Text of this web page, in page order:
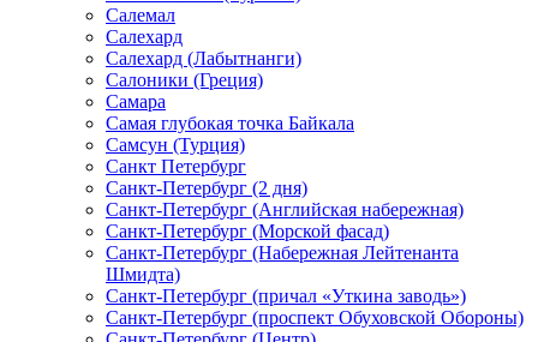
Салемал
Салехард
Салехард (Лабытнанги)
Салоники (Греция)
Самара
Самая глубокая точка Байкала
Самсун (Турция)
Санкт Петербург
Санкт-Петербург (2 дня)
Санкт-Петербург (Английская набережная)
Санкт-Петербург (Морской фасад)
Санкт-Петербург (Набережная Лейтенанта
Шмидта)
Санкт-Петербург (причал «Уткина заводь»)
Санкт-Петербург (проспект Обуховской Обороны)